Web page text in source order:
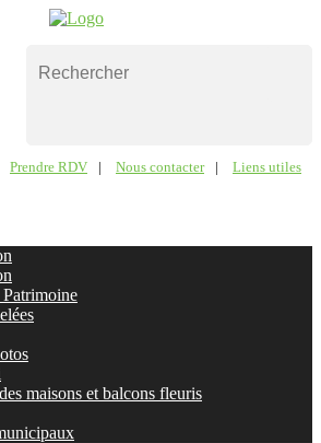
Prendre RDV | Nous contacter | Liens utiles
maisons et balcons fleuris